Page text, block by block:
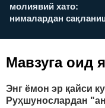
молиявий хато:
нималардан
Мавзуга оид
Энг ёмон эр қайси
Руҳшунослардан